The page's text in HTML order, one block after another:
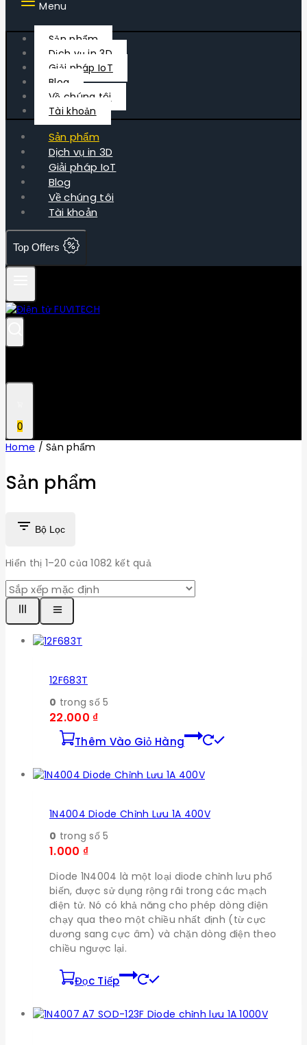
Menu
Sản phẩm
Dịch vụ in 3D
Giải pháp IoT
Blog
Về chúng tôi
Tài khoản
Sản phẩm
Dịch vụ in 3D
Giải pháp IoT
Blog
Về chúng tôi
Tài khoản
Top Offers
0
Home / Sản phẩm
Sản phẩm
Bộ Lọc
Hiển thị 1–20 của1082 kết quả
12F683T
0 trong số 5
22.000 ₫
Thêm Vào Giỏ Hàng
1N4004 Diode Chỉnh Lưu 1A 400V
0 trong số 5
1.000 ₫
Diode 1N4004 là một loại diode chỉnh lưu phổ
biến, được sử dụng rộng rãi trong các mạch
điện tử. Nó có khả năng cho phép dòng điện
chạy qua theo một chiều nhất định (từ cực
dương sang cực âm) và chặn dòng điện theo
chiều ngược lại.
Đọc Tiếp